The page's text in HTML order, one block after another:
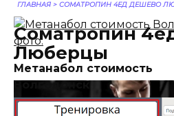
ГЛАВНАЯ > CОМАТРОПИН 4ЕД ДЕШЕВО
Cоматропин
Люберцы
Метанабол стоимость
Волгодонск